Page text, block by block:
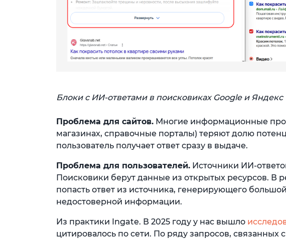
Блоки с ИИ-ответами в поисковиках Google и Яндекс
Проблема для сайтов. Многие информационные
магазинах, справочные порталы) теряют долю
пользователь получает ответ сразу в выдаче.
Проблема для пользователей. Источники ИИ-
Поисковики берут данные из открытых ресурсов. В
попасть ответ из источника, генерирующего
недостоверной информации.
Из практики Ingate. В 2025 году у нас вышло
цитировалось по сети. По ряду запросов, связанных